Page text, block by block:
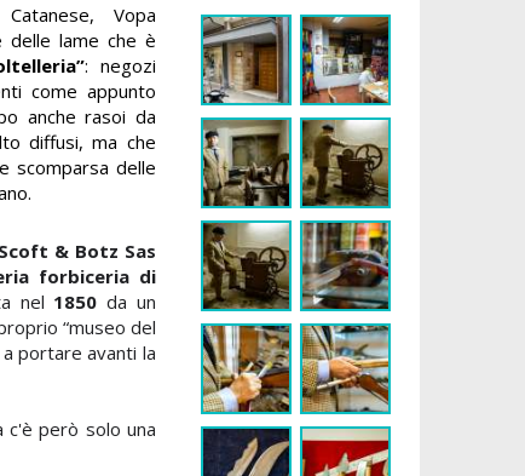
Vopa
delle lame che è
: negozi
come appunto
anche rasoi da
diffusi, ma che
scomparsa delle
& Botz Sas
forbiceria di
nel 1850da un
“museo del
portare avanti la
c'è però solo una